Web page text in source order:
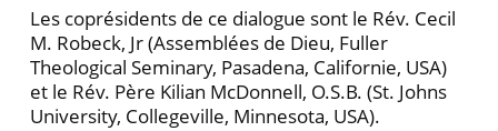
Les coprésidents de ce dialogue sont le Rév. Cecil
M. Robeck, Jr (Assemblées de Dieu, Fuller
Theological Seminary, Pasadena, Californie, USA)
et le Rév. Père Kilian McDonnell, O.S.B. (St. Johns
University, Collegeville, Minnesota, USA).